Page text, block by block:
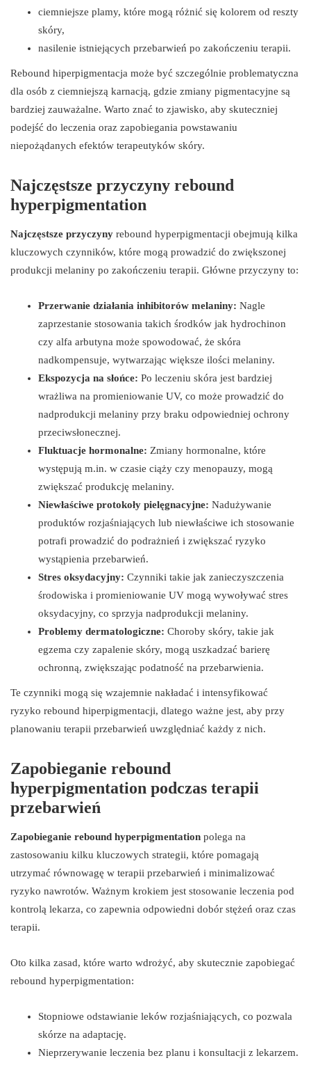
ciemniejsze plamy, które mogą różnić się kolorem od reszty
skóry,
nasilenie istniejących przebarwień po zakończeniu terapii.
Rebound hiperpigmentacja może być szczególnie problematyczna
dla osób z ciemniejszą karnacją, gdzie zmiany pigmentacyjne są
bardziej zauważalne. Warto znać to zjawisko, aby skuteczniej
podejść do leczenia oraz zapobiegania powstawaniu
niepożądanych efektów terapeutyków skóry.
Najczęstsze przyczyny rebound
hyperpigmentation
Najczęstsze przyczyny rebound hyperpigmentacji obejmują kilka
kluczowych czynników, które mogą prowadzić do zwiększonej
produkcji melaniny po zakończeniu terapii. Główne przyczyny to:
Przerwanie działania inhibitorów melaniny: Nagle
zaprzestanie stosowania takich środków jak hydrochinon
czy alfa arbutyna może spowodować, że skóra
nadkompensuje, wytwarzając większe ilości melaniny.
Ekspozycja na słońce: Po leczeniu skóra jest bardziej
wrażliwa na promieniowanie UV, co może prowadzić do
nadprodukcji melaniny przy braku odpowiedniej ochrony
przeciwsłonecznej.
Fluktuacje hormonalne: Zmiany hormonalne, które
występują m.in. w czasie ciąży czy menopauzy, mogą
zwiększać produkcję melaniny.
Niewłaściwe protokoły pielęgnacyjne: Nadużywanie
produktów rozjaśniających lub niewłaściwe ich stosowanie
potrafi prowadzić do podrażnień i zwiększać ryzyko
wystąpienia przebarwień.
Stres oksydacyjny: Czynniki takie jak zanieczyszczenia
środowiska i promieniowanie UV mogą wywoływać stres
oksydacyjny, co sprzyja nadprodukcji melaniny.
Problemy dermatologiczne: Choroby skóry, takie jak
egzema czy zapalenie skóry, mogą uszkadzać barierę
ochronną, zwiększając podatność na przebarwienia.
Te czynniki mogą się wzajemnie nakładać i intensyfikować
ryzyko rebound hiperpigmentacji, dlatego ważne jest, aby przy
planowaniu terapii przebarwień uwzględniać każdy z nich.
Zapobieganie rebound
hyperpigmentation podczas terapii
przebarwień
Zapobieganie rebound hyperpigmentation polega na
zastosowaniu kilku kluczowych strategii, które pomagają
utrzymać równowagę w terapii przebarwień i minimalizować
ryzyko nawrotów. Ważnym krokiem jest stosowanie leczenia pod
kontrolą lekarza, co zapewnia odpowiedni dobór stężeń oraz czas
terapii.
Oto kilka zasad, które warto wdrożyć, aby skutecznie zapobiegać
rebound hyperpigmentation:
Stopniowe odstawianie leków rozjaśniających, co pozwala
skórze na adaptację.
Nieprzerywanie leczenia bez planu i konsultacji z lekarzem.